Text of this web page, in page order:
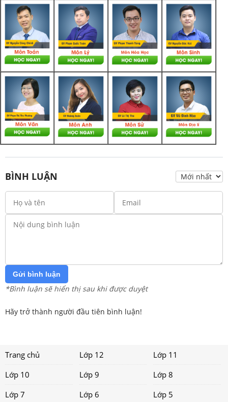
BÌNH LUẬN
Gửi bình luận
*Bình luận sẽ hiển thị sau khi được duyệt
Hãy trở thành người đầu tiên bình luận!
Trang chủ Lớp 12
Lớp 11
Lớp 10
Lớp 9
Lớp 8
Lớp 7
Lớp 6 Lớp 5